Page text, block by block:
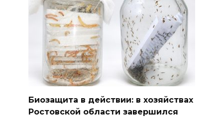
Биозащита в действии: в хозяйствах
Ростовской области завершился